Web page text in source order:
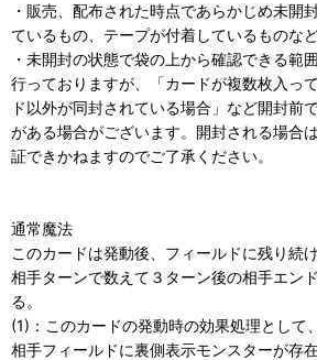
・販売、配布された時点であらかじめ未開
ているもの、テープが付着しているものな
・未開封の状態で袋の上から確認できる範
行っておりますが、「カードが複数枚入っ
ド以外が同封されている場合」など開封前
がある場合がございます。開封される場合
証できかねますのでご了承ください。
通常魔法
このカードは発動後、フィールドに残り続け
相手ターンで数えて３ターン後の相手エン
る。
(1)：このカードの発動時の効果処理として、
相手フィールドに裏側表示モンスターが存在